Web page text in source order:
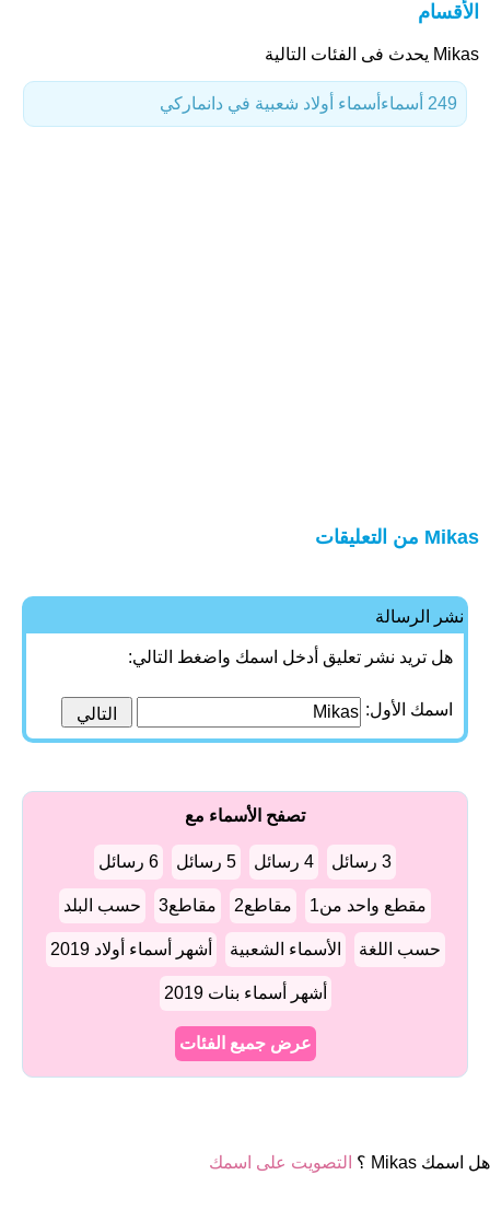
الأقسام
Mikas يحدث فى الفئات التالية
أسماء أولاد شعبية في دانماركي 249 أسماء
Mikas من التعليقات
نشر الرسالة
هل تريد نشر تعليق أدخل اسمك واضغط التالي:
اسمك الأول:
تصفح الأسماء مع
3 رسائل 4 رسائل 5 رسائل 6 رسائل
مقطع واحد من1 مقاطع2 مقاطع3 حسب البلد
حسب اللغة الأسماء الشعبية أشهر أسماء أولاد 2019
أشهر أسماء بنات 2019
عرض جميع الفئات
هل اسمك Mikas ؟ التصويت على اسمك